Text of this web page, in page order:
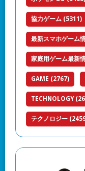
協力ゲーム (5311)
最新スマホゲーム
家庭用ゲーム最新
GAME (2767)
TECHNOLOGY
テクノロジー